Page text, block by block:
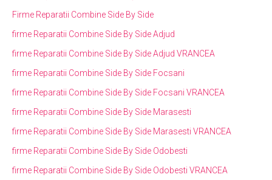
Firme Reparatii Combine Side By Side
firme Reparatii Combine Side By Side Adjud
firme Reparatii Combine Side By Side Adjud VRANCEA
firme Reparatii Combine Side By Side Focsani
firme Reparatii Combine Side By Side Focsani VRANCEA
firme Reparatii Combine Side By Side Marasesti
firme Reparatii Combine Side By Side Marasesti VRANCEA
firme Reparatii Combine Side By Side Odobesti
firme Reparatii Combine Side By Side Odobesti VRANCEA